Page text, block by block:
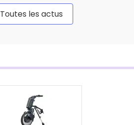
Toutes les actus